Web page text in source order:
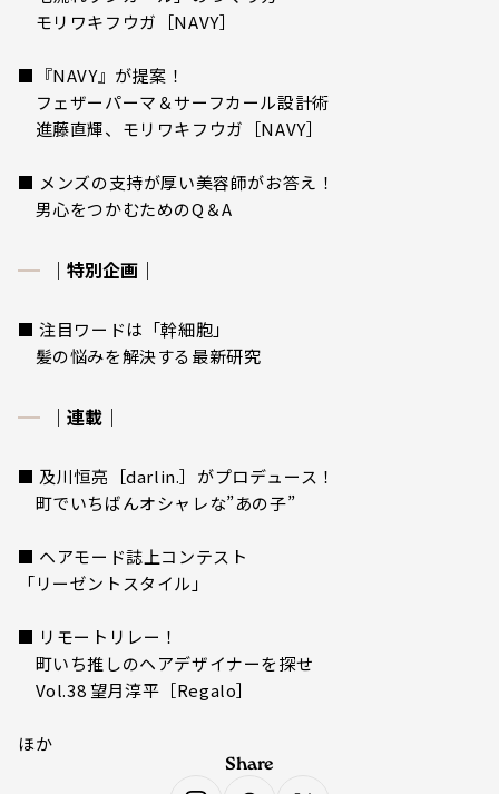
モリワキフウガ［NAVY］
■『NAVY』が提案！
フェザーパーマ＆サーフカール設計術
進藤直輝、モリワキフウガ［NAVY］
■ メンズの支持が厚い美容師がお答え！
男心をつかむためのQ＆A
｜特別企画｜
■ 注目ワードは「幹細胞」
髪の悩みを解決する最新研究
｜連載｜
■ 及川恒亮［darlin.］がプロデュース！
町でいちばんオシャレな”あの子”
■ ヘアモード誌上コンテスト
「リーゼントスタイル」
■ リモートリレー！
町いち推しのヘアデザイナーを探せ
Vol.38 望月淳平［Regalo］
ほか
Share